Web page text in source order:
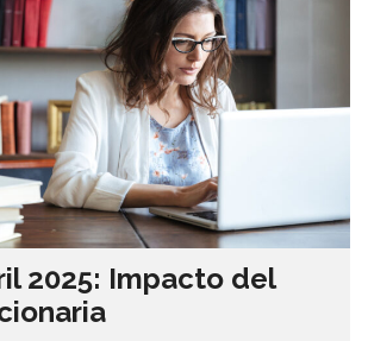
2025: Impacto del